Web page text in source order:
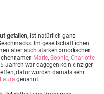
gefallen, ist natürlich ganz
Im gesellschaftlichen
aber auch starken »modischen
Marie, Sophie, Charlotte
Jahren war dagegen kein einziger
dafür wurden damals sehr
Laura genannt.